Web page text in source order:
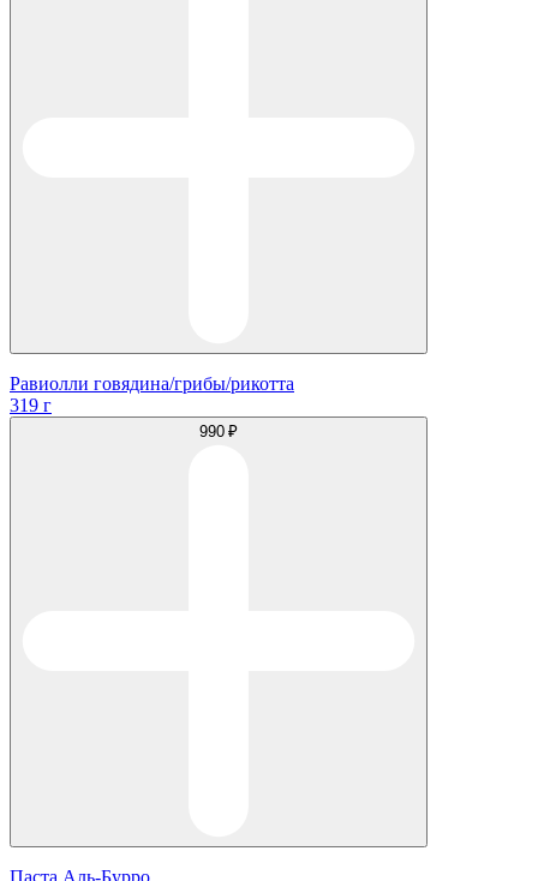
Равиолли говядина/грибы/рикотта
319 г
990 ₽
Паста Аль-Бурро